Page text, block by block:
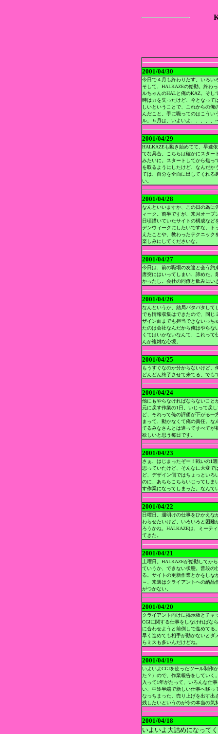
2001/04/30
今日で４月も終わりだす。いろい
そして、HALKAZEの始動。終わ
ルちゃんのHALと俺のKAZ。そし
時は力を失ったけど、今となって
しいということで、これからの
んだこと。手に職ってのはこうい
ル。５月は、いよいよ、、、、、
2001/04/29
HALKAZEも動き始めてて、早速
てな具合。こちらは確かにスター
みたいに。スタートしてから焦っ
を取るようにしたけど、なんだか
ては、自分を全面に出してくれる
い。
2001/04/28
なんといいますか、この日の為に
ィーク。前半ですが、来月オー
日頃描いていたサイトの構成など
デンウィークにしたいですな。ト
えたことや、教わったテクニッ
楽しみにしてくださいな。
2001/04/27
今日は、前の職場の友達と会う約
唐突にはいってしまい、諦めた。
かったし。会社の同僚と飲みにい
2001/04/26
なんというか、結局バタバタして
でも情報収集はできたので、同じ
ザイン面までも担当できないっち
たのは会社なんだから俺はやらな
くてはいかないなんて、これっ
んか複雑な心境。
2001/04/25
もうすぐなのか分からないけど
どんどん終了させて来てる。でも
2001/04/24
他にもやらなければならないこと
元に戻す作業の1日。いじって戻
ど、それって俺の評価が下がる一
まって、動かなくて俺の責任。
てるみなさんとは違ってすべてが
欲しいと思う毎日です。
2001/04/23
さぁ、はじまったぞー！戦いの1
思っていたけど、そんなに大変で
ど、デザイン側ではちょっといろ
のに、あちらこちらいじってしま
す作業になってしまった。なんて
2001/04/22
日曜日。週明けの仕事をひかえな
わらせたいけど、いろいろと困難
ろうかね。HALKAZEは、ミーテ
てきた。
2001/04/21
土曜日。HALKAZEが始動してか
ていうか、できない状態。普段の
る。サイトの更新作業とかをしな
～、来週はクライアントへの納
がつかない。
2001/04/20
クライアント向けに掲示板とチャ
CGIに関する仕事をしなければな
に合わせようと前倒しで進めてる
早く進めても相手が動かないとダ
らミスも多いんだけどね。
2001/04/19
いよいよCGIを使ったツール制作
た？）ので、作業報告をしていく
入って1年がたって、いろんな仕
い、中途半端で新しい仕事へ移っ
なっちまった。売り上げを出す出
残したいというのが今の本当の気
2001/04/18
いよいよ大詰めになって